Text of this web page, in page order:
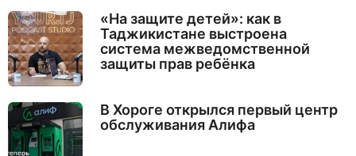
«На защите детей»: как в
Таджикистане выстроена
система межведомственной
защиты прав ребёнка
В Хороге открылся первый центр
обслуживания Алифа